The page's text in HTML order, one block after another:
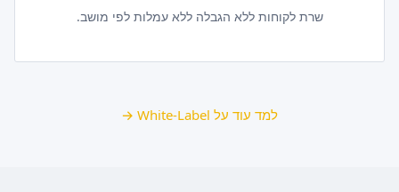
שרת לקוחות ללא הגבלה ללא עמלות לפי מושב.
למד עוד על White-Label →